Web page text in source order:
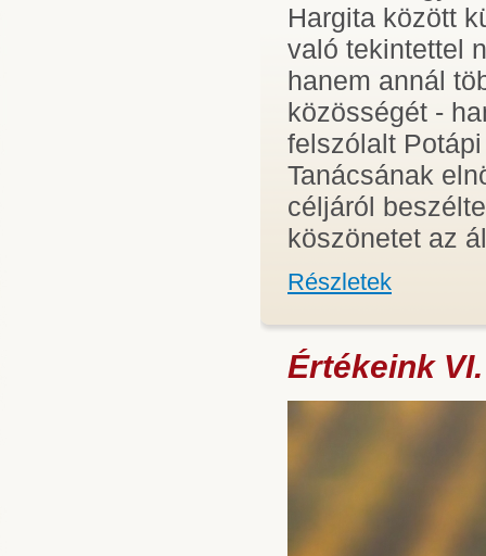
Hargita között
való tekintettel
hanem annál
közösségét -
felszólalt
Tanácsának
céljáról
köszönetet az
Részletek
Értékeink